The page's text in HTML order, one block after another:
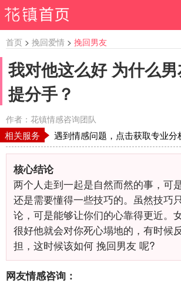
首页 > 挽回爱情 > 挽回男友
我对他这么好 为什么
提分手？
作者：花镇情感咨询团队
相关服务 遇到情感问题，点击获取专业分
核心结论
两个人走到一起是自然而然的事，可
还是需要懂得一些技巧的。虽然技巧
论，可是能够让你们的心靠得更近。
很好他就会对你死心塌地的，有时候
担，这时候该如何 挽回男友 呢?
网友情感咨询：